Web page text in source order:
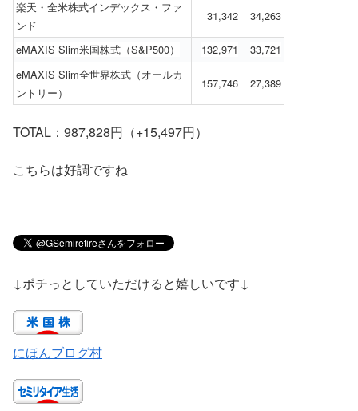
楽天・全米株式インデックス・ファ
ンド
31,342 34,263
eMAXIS Slim米国株式（S&P500） 132,971
33,721
eMAXIS Slim全世界株式（オールカ
ントリー）
157,746 27,389
TOTAL：987,828円（+15,497円）
こちらは好調ですね
↓ポチっとしていただけると嬉しいです↓
にほんブログ村